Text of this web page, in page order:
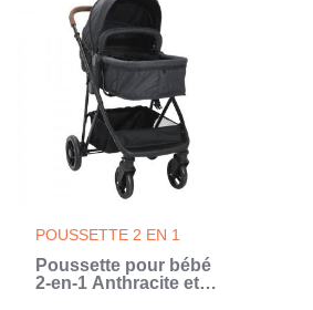
POUSSETTE 2 EN 1
Poussette pour bébé
2-en-1 Anthracite et